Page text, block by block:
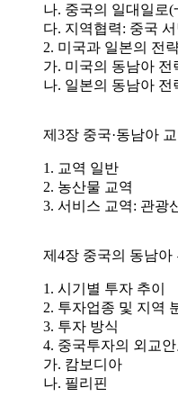
나. 중국의 일대일로
다. 지역협력: 중국
2. 미국과 일본의 전
가. 미국의 동남아 전
나. 일본의 동남아 전
제3장 중국·동남아
1. 교역 일반
2. 농산물 교역
3. 서비스 교역: 관광
제4장 중국의 동남아
1. 시기별 투자 추이
2. 투자업종 및 지역
3. 투자 방식
4. 중국투자의 외교
가. 캄보디아
나. 필리핀